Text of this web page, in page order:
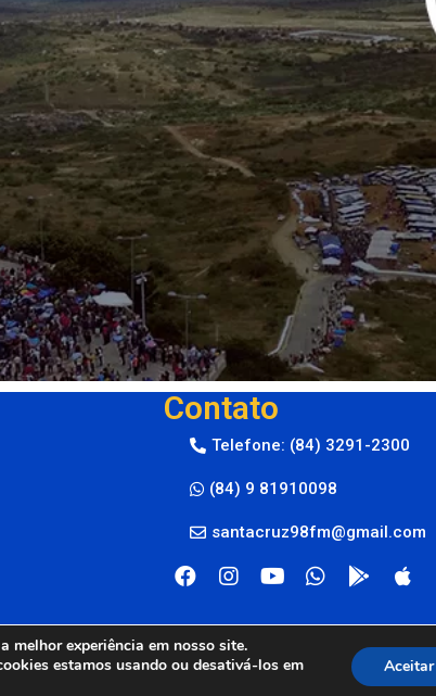
Contato
Telefone: (84) 3291-2300
(84) 9 81910098
santacruz98fm@gmail.com
melhor experiência em nosso site.
estamos usando ou desativá-los em
Aceitar